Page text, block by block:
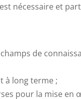
nécessaire et
de
à long terme ;
pour la mise en